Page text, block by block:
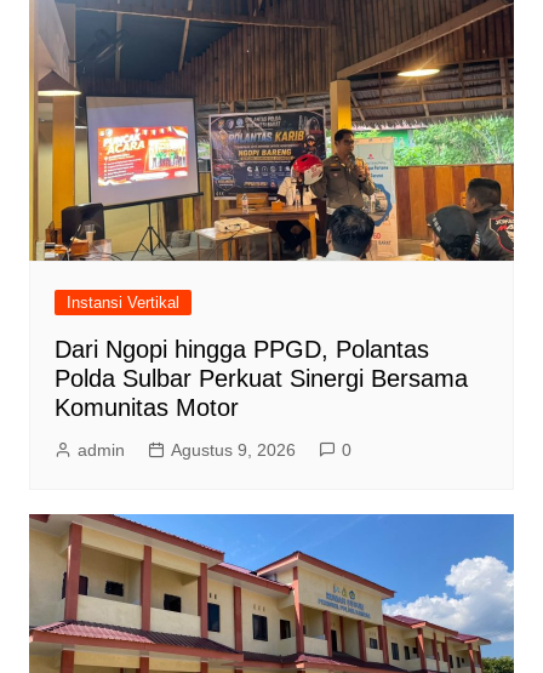
Instansi Vertikal
Dari Ngopi hingga PPGD, Polantas
Polda Sulbar Perkuat Sinergi Bersama
Komunitas Motor
admin Agustus 9, 2026 0